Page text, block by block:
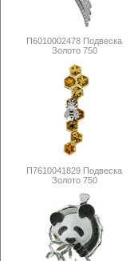
П6010002478 Подвеска
Золото 750
П7610041829 Подвеска
Золото 750